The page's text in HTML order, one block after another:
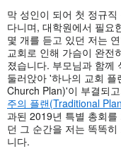
막 성인이 되어 첫 정규직
다니며, 대학원에서 필요
몇 개를 듣고 있던 저는
교회로 인해 가슴이 완전
졌습니다. 부모님과 함께
둘러앉아 '하나의 교회 플
Church Plan)'이 부결되
주의 플랜(Traditional
과된 2019년 특별 총회를
던 그 순간을 저는 똑똑히
니다.